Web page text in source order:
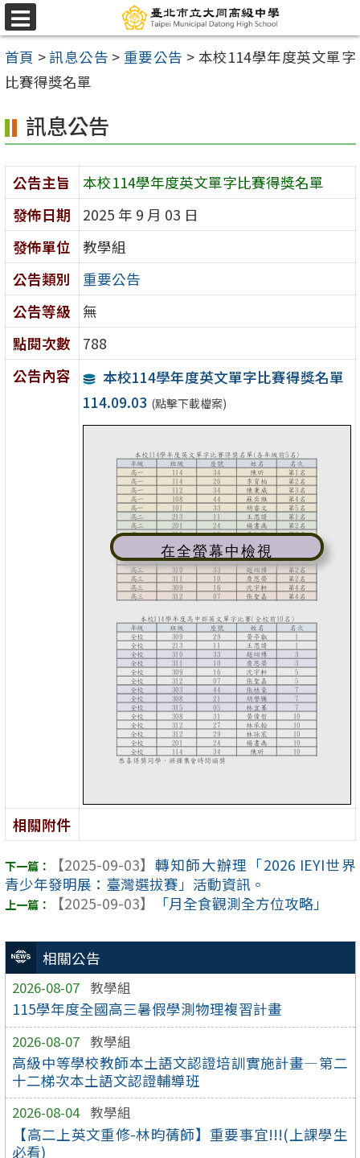
跳
至
主
要
容
區
選
單
首頁 >訊息公告 > 重要公告 > 本校114學年度英文單字
比賽得獎名單
相關公告
2026-08-07 教學組
115學年度全國高三暑假學測物理複習計畫
2026-08-07 教學組
高級中等學校教師本土語文認證培訓實施計畫—第二
十二梯次本土語文認證輔導班
2026-08-04 教學組
【高二上英文重修-林昀蒨師】重要事宜!!!(上課學生
必看)
訊息公告
公告主旨
本校114學年度英文單字比賽得獎名單
發佈日期
2025 年 9 月 03 日
發佈單位
教學組
公告類別
重要公告
公告等級
無
點閱次數
788
公告內容
本校114學年度英文單字比賽得獎名單
114.09.03 (點擊下載檔案)
在全螢幕中檢視
相關附件
【2025-09-03】 轉知師大辦理「2026 IEYI世界
青少年發明展：臺灣選拔賽」活動資訊。
【2025-09-03】
「月全食觀測全方位攻略」